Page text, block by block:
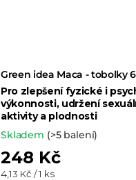
Green idea Maca - tobolky
Pro zlepšení fyzické i
výkonnosti, udržení
aktivity a plodnosti
Skladem (>5 balení)
248 Kč
Měrná
4,13 Kč / 1 ks